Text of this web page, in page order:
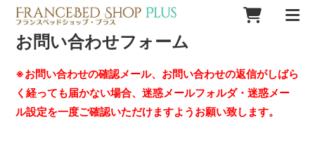
お問い合わせフォーム
※お問い合わせの確認メール、お問い合わせの返信がしばら
く経っても届かない場合、迷惑メールフォルダ・迷惑メー
ル設定を一度ご確認いただけますようお願い致します。